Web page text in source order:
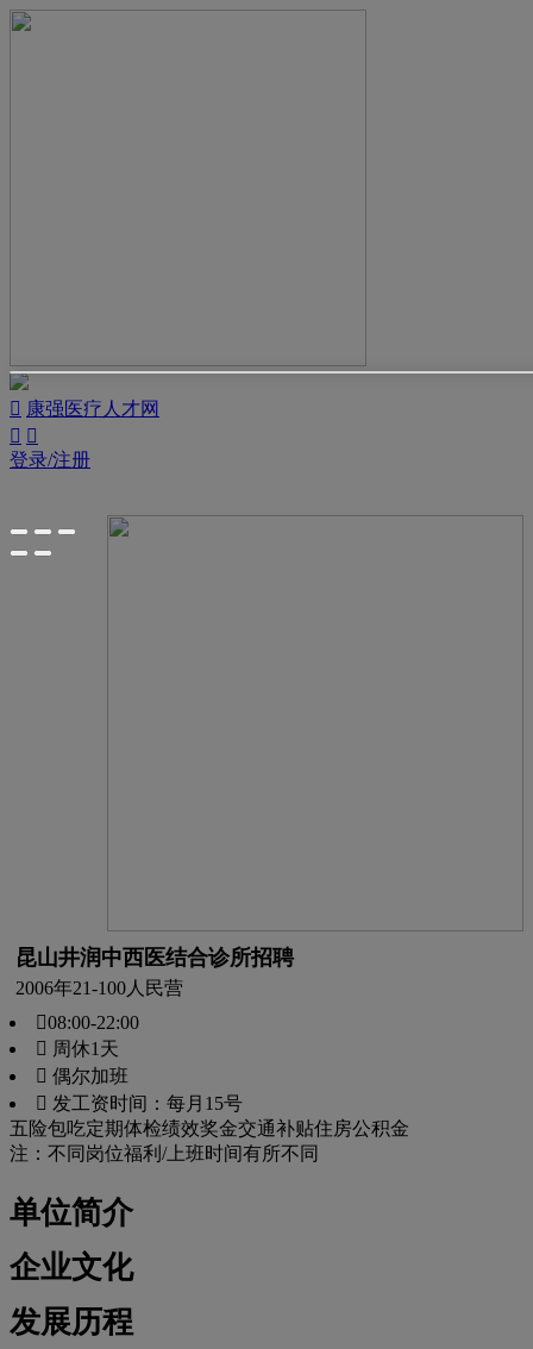
 康强医疗人才网
 
登录/注册
昆山井润中西医结合诊所招聘
2006年21-100人 民营
08:00-22:00
 周休1天
 偶尔加班
 发工资时间：每月15号
五险包吃定期体检绩效奖金交通补贴住房公积金
注：不同岗位福利/上班时间有所不同
单位简介
企业文化
发展历程